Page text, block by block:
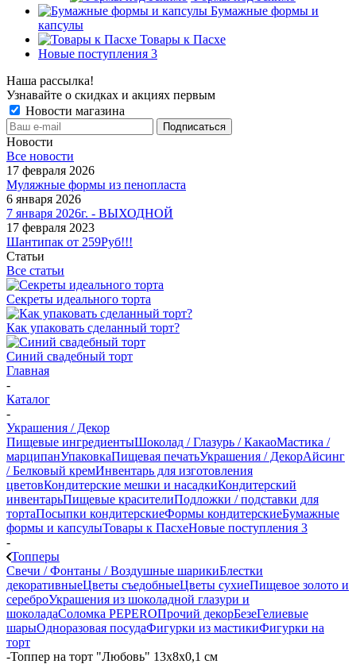
Бумажные формы и
капсулы
Товары к Пасхе
Новые поступления 3
Наша рассылка!
Узнавайте о скидках и акциях первым
Новости магазина
Новости
Все новости
17 февраля 2026
Муляжные формы из пенопласта
6 января 2026
7 января 2026г. - ВЫХОДНОЙ
17 февраля 2023
Шантипак от 259Руб!!!
Статьи
Все статьи
Секреты идеального торта
Как упаковать сделанный торт?
Синий свадебный торт
Главная
-
Каталог
-
Украшения / Декор
Пищевые ингредиентыШоколад / Глазурь / КакаоМастика /
марципанУпаковкаПищевая печатьУкрашения / ДекорАйсинг
/ Белковый кремИнвентарь для изготовления
цветовКондитерские мешки и насадкиКондитерский
инвентарьПищевые красителиПодложки / подставки для
тортаПосыпки кондитерскиеФормы кондитерскиеБумажные
формы и капсулыТовары к ПасхеНовые поступления 3
-
Топперы
Свечи / Фонтаны / Воздушные шарикиБлестки
декоративныеЦветы съедобныеЦветы сухиеПищевое золото и
сереброУкрашения из шоколадной глазури и
шоколадаСоломка PEPEROПрочий декорБезеГелиевые
шарыОдноразовая посудаФигурки из мастикиФигурки на
торт
-Топпер на торт "Любовь" 13x8x0,1 см